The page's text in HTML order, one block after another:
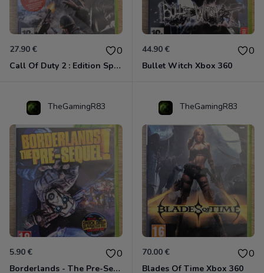
27.90 € 0
Call Of Duty 2 : Edition Spéciale Xbox 360 GOTY
44.90 € 0
Bullet Witch Xbox 360
TheGamingR83
5.90 € 0
Borderlands - The Pre-Sequel ! Xbox 360
TheGamingR83
70.00 € 0
Blades Of Time Xbox 360